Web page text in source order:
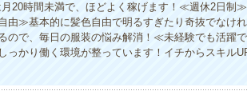
20時間未満で、ほどよく稼げます！≪週休2日制≫
由≫基本的に髪色自由で明るすぎたり奇抜でなけ
で、毎日の服装の悩み解消！≪未経験でも活躍
っかり働く環境が整っています！イチからスキル